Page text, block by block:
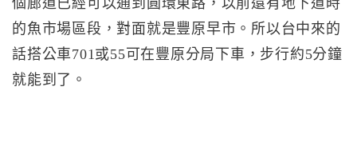
個廊道已經可以通到圓環東路，以前還有地下道時
的魚市場區段，對面就是豐原早市。所以台中來的
話搭公車701或55可在豐原分局下車，步行約5分鐘
就能到了。